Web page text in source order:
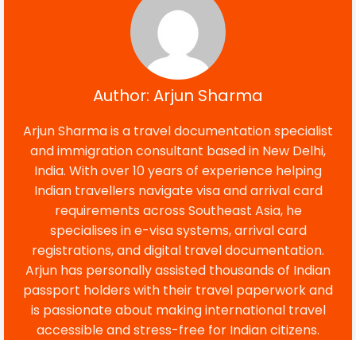
Author: Arjun Sharma
Arjun Sharma is a travel documentation specialist
and immigration consultant based in New Delhi,
India. With over 10 years of experience helping
Indian travellers navigate visa and arrival card
requirements across Southeast Asia, he
specialises in e-visa systems, arrival card
registrations, and digital travel documentation.
Arjun has personally assisted thousands of Indian
passport holders with their travel paperwork and
is passionate about making international travel
accessible and stress-free for Indian citizens.